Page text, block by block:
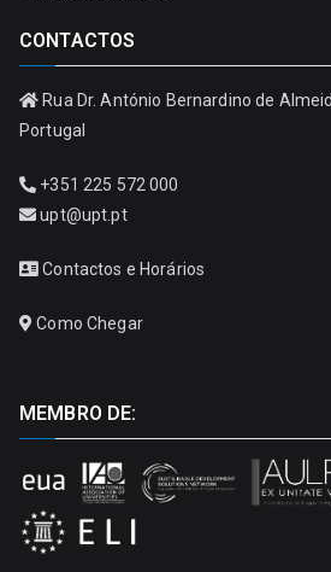
CONTACTOS
Rua Dr. António Bernardino de
Portugal
+351 225 572 000
upt@upt.pt
Contactos e Horários
Como Chegar
MEMBRO DE: